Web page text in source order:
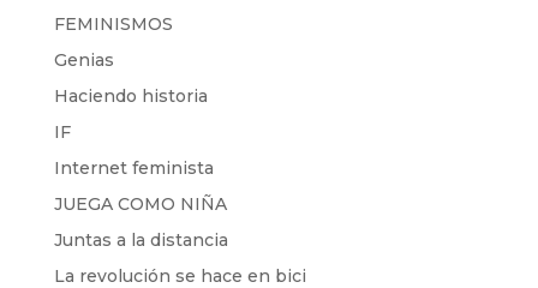
FEMINISMOS
Genias
Haciendo historia
IF
Internet feminista
JUEGA COMO NIÑA
Juntas a la distancia
La revolución se hace en bici